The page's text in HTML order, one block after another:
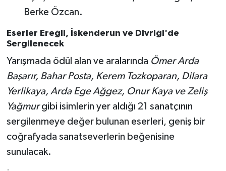
Berke Özcan.
Eserler Ereğli, İskenderun ve Divriği'de
Sergilenecek
Yarışmada ödül alan ve aralarında Ömer Arda
Başarır, Bahar Posta, Kerem Tozkoparan, Dilara
Yerlikaya, Arda Ege Ağgez, Onur Kaya ve Zeliş
Yağmurgibi isimlerin yer aldığı 21 sanatçının
sergilenmeye değer bulunan eserleri, geniş bir
coğrafyada sanatseverlerin beğenisine
sunulacak.